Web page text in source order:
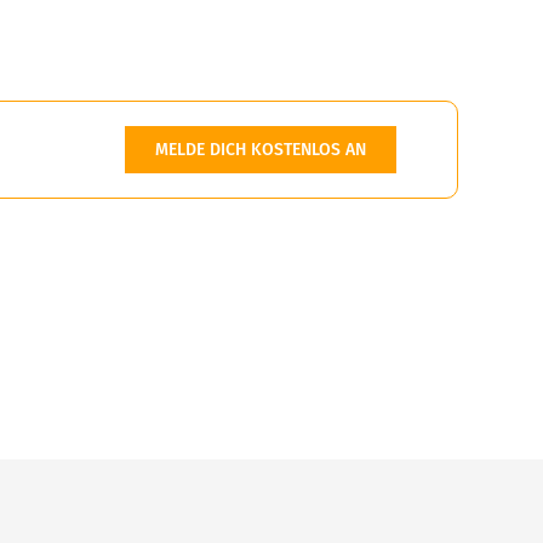
MELDE DICH KOSTENLOS AN